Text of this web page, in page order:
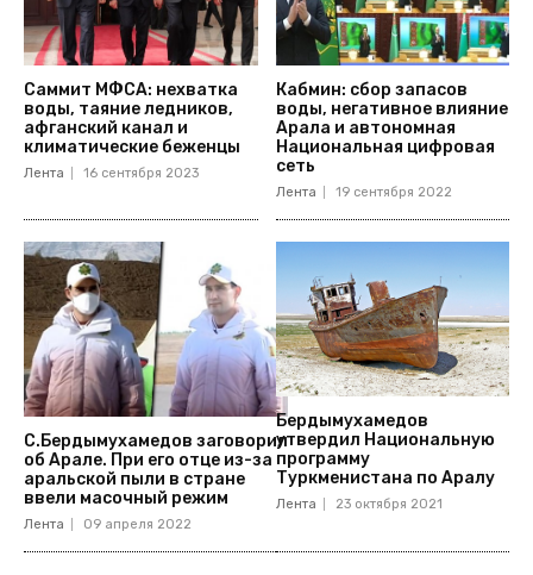
Саммит МФСА: нехватка
воды, таяние ледников,
афганский канал и
климатические беженцы
Лента 16 сентября 2023
Кабмин: сбор запасов
воды, негативное влияние
Арала и автономная
Национальная цифровая
сеть
Лента 19 сентября 2022
С.Бердымухамедов заговорил
об Арале. При его отце из-за
аральской пыли в стране
ввели масочный режим
Лента 09 апреля 2022
Бердымухамедов
утвердил Национальную
программу
Туркменистана по Аралу
Лента 23 октября 2021